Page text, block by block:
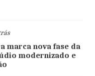
marca nova fase da
modernizado e